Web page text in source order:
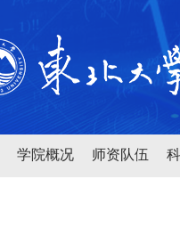
学院概况 师资队伍